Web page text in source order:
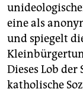
eine als
und spiegelt
Dieses Lob
katholische